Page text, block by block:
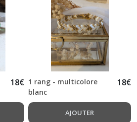
18€ 1 rang - multicolore
blanc
18€
AJOUTER